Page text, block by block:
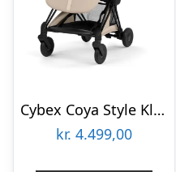
Cybex Coya Style Klapvogn – Matt Black/Cozy Beige
kr. 4.499,00